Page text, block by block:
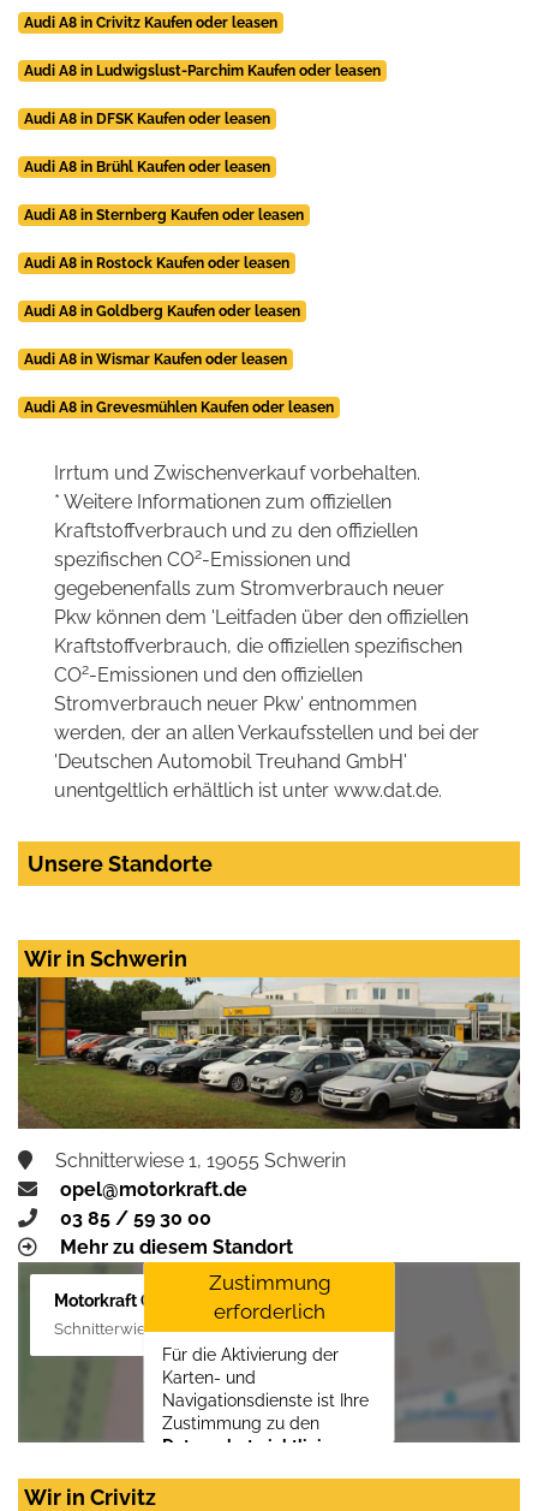
Audi A8 in Crivitz Kaufen oder leasen
Audi A8 in Ludwigslust-Parchim Kaufen oder leasen
Audi A8 in DFSK Kaufen oder leasen
Audi A8 in Brühl Kaufen oder leasen
Audi A8 in Sternberg Kaufen oder leasen
Audi A8 in Rostock Kaufen oder leasen
Audi A8 in Goldberg Kaufen oder leasen
Audi A8 in Wismar Kaufen oder leasen
Audi A8 in Grevesmühlen Kaufen oder leasen
Irrtum und Zwischenverkauf vorbehalten.
* Weitere Informationen zum offiziellen
Kraftstoffverbrauch und zu den offiziellen
spezifischen CO2-Emissionen und
gegebenenfalls zum Stromverbrauch neuer
Pkw können dem 'Leitfaden über den offiziellen
Kraftstoffverbrauch, die offiziellen spezifischen
CO2-Emissionen und den offiziellen
Stromverbrauch neuer Pkw' entnommen
werden, der an allen Verkaufsstellen und bei der
'Deutschen Automobil Treuhand GmbH'
unentgeltlich erhältlich ist unter www.dat.de.
Unsere Standorte
Wir in Schwerin
Schnitterwiese 1, 19055 Schwerin
opel@motorkraft.de
03 85 / 59 30 00
Mehr zu diesem Standort
Motorkraft GmbH
Schnitterwiese 1, 19055 Schwerin
Zustimmung
erforderlich
Für die Aktivierung der
Karten- und
Navigationsdienste ist Ihre
Zustimmung zu den
Datenschutzrichtlinien
Wir in Crivitz